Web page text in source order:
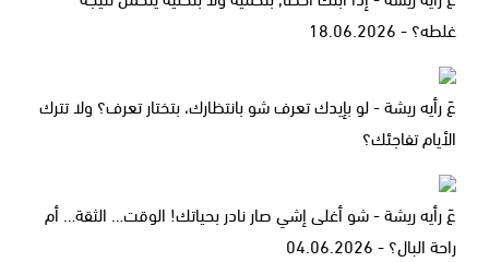
غلطه؟ - 18.06.2026
عَ رأيه ريشة - لو بإيدك تعرف شو بانتظارك، بتختار تعرف؟ ولا تترك
الأيام تفاجئك؟
عَ رأيه ريشة - شو أغلى إشي صار نادر بحياتك! الوقت… الثقة… أم
راحة البال؟ - 04.06.2026